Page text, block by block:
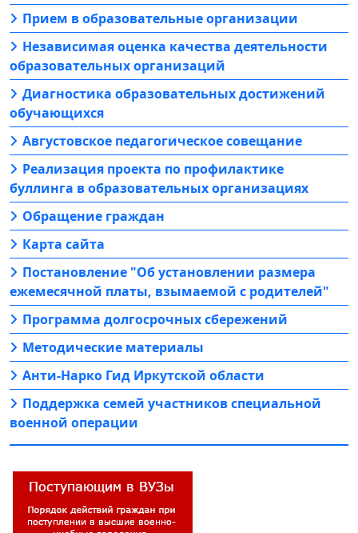
Прием в образовательные организации
Независимая оценка качества деятельности
образовательных организаций
Диагностика образовательных достижений
обучающихся
Августовское педагогическое совещание
Реализация проекта по профилактике
буллинга в образовательных организациях
Обращение граждан
Карта сайта
Постановление "Об установлении размера
ежемесячной платы, взымаемой с родителей"
Программа долгосрочных сбережений
Методические материалы
Анти-Нарко Гид Иркутской области
Поддержка семей участников специальной
военной операции